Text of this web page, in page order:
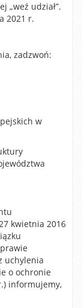
„weź udział”.
2021 r.
zadzwoń:
w
kwietnia 2016
uchylenia
o ochronie
informujemy,